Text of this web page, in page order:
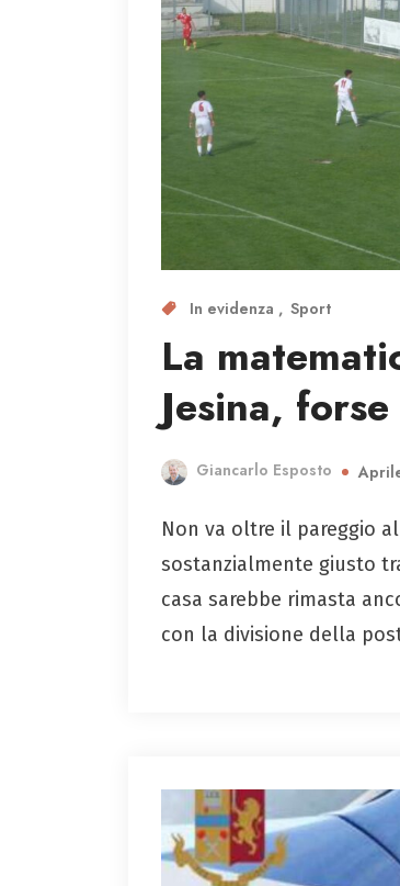
In evidenza Sport
La
Jesina,
Giancarlo Esposto
Non va oltre il pareggio
sostanzialmente giusto
casa sarebbe rimasta
con la divisione della